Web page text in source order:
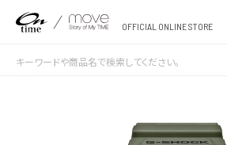
OFFICIAL ONLINE STORE